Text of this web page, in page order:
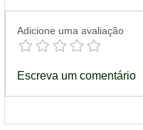
Berso abre processo
Adicione uma avaliação
Escreva um comentário